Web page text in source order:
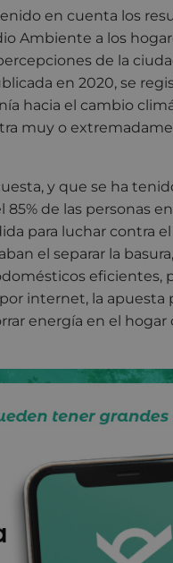
en cuenta los
Ambiente a los
de la
en 2020, se
hacia el cambio
muy o
y que se ha
de las personas
para luchar contra
el separar la
eficientes,
internet, la apuesta
energía en el hogar